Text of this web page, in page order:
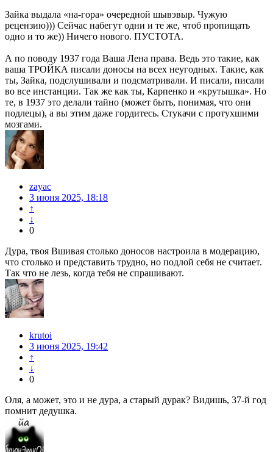
Зайка выдала «на-гора» очередной шывэвыр. Чужую
рецензию))) Сейчас набегут одни и те же, чтоб пропищать
одно и то же)) Ничего нового. ПУСТОТА.
А по поводу 1937 года Ваша Лена права. Ведь это такие, как
ваша ТРОЙКА писали доносы на всех неугодных. Такие, как
ты, Зайка, подслушивали и подсматривали. И писали, писали
во все инстанции. Так же как ты, Карпенко и «крутышка». Но
те, в 1937 это делали тайно (может быть, понимая, что они
подлецы), а вы этим даже гордитесь. Стукачи с протухшими
мозгами.
zayac
3 июня 2025, 18:18
↑
↓
0
Дура, твоя Вшивая столько доносов настроила в модерацию,
что столько и представить трудно, но подлой себя не считает.
Так что не лезь, когда тебя не спрашивают.
krutoi
3 июня 2025, 19:42
↑
↓
0
Оля, а может, это и не дура, а старый дурак? Видишь, 37-й год
помнит дедушка.